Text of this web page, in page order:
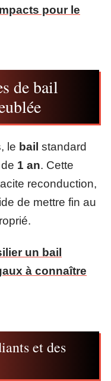
pour le
de bail
le bail standard
1 an. Cette
reconduction,
de mettre fin au
un bail
à connaître
et des